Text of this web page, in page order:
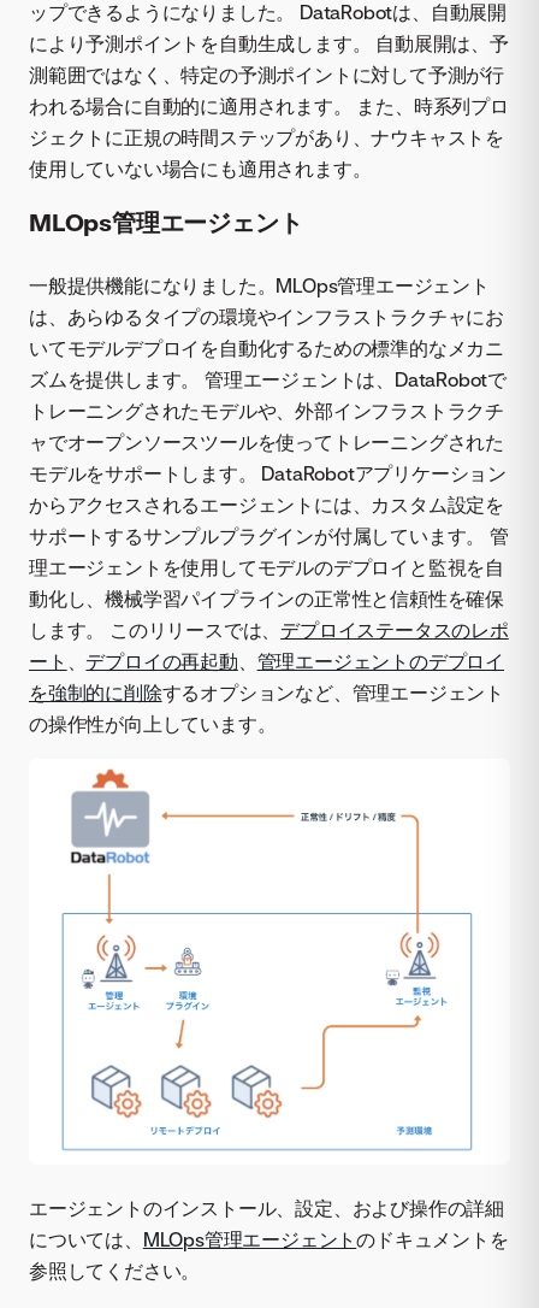
ップできるようになりました。 DataRobotは、自動展開
により予測ポイントを自動生成します。 自動展開は、予
測範囲ではなく、特定の予測ポイントに対して予測が行
われる場合に自動的に適用されます。 また、時系列プロ
ジェクトに正規の時間ステップがあり、ナウキャストを
使用していない場合にも適用されます。
MLOps管理エージェント
一般提供機能になりました。MLOps管理エージェント
は、あらゆるタイプの環境やインフラストラクチャにお
いてモデルデプロイを自動化するための標準的なメカニ
ズムを提供します。 管理エージェントは、DataRobotで
トレーニングされたモデルや、外部インフラストラクチ
ャでオープンソースツールを使ってトレーニングされた
モデルをサポートします。 DataRobotアプリケーション
からアクセスされるエージェントには、カスタム設定を
サポートするサンプルプラグインが付属しています。 管
理エージェントを使用してモデルのデプロイと監視を自
動化し、機械学習パイプラインの正常性と信頼性を確保
します。 このリリースでは、 デプロイステータスのレポ
ート
デプロイの再起動
管理エージェントのデプロイ
を強制的に削除するオプションなど、管理エージェント
の操作性が向上しています。
エージェントのインストール、設定、および操作の詳細
については、 MLOps管理エージェントのドキュメントを
参照してください。